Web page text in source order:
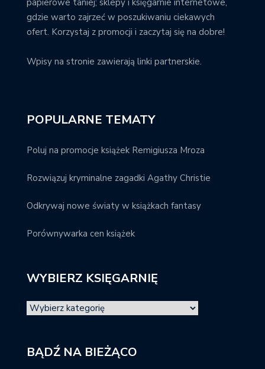
papierowe taniej; sklepy i księgarnie internetowe,
gdzie warto zajrzeć w poszukiwaniu ciekawych
ofert. Korzystaj z promocji i zaczytaj się na dobre!
Wpisy na stronie zawierają linki partnerskie.
POPULARNE TEMATY
Poluj na promocje książek Remigiusza Mroza
Rozwiązuj kryminalne zagadki Agathy Christie
Odkrywaj nowe światy w książkach fantasy
Porównywarka cen książek
WYBIERZ KSIĘGARNIĘ
BĄDŹ NA BIEŻĄCO